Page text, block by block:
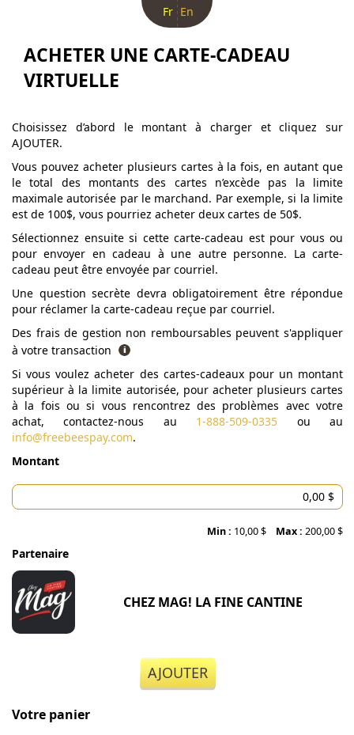
Fr En
ACHETER UNE CARTE-CADEAU
VIRTUELLE
Choisissez d’abord le montant à charger et cliquez sur
AJOUTER.
Vous pouvez acheter plusieurs cartes à la fois, en autant que
le total des montants des cartes n’excède pas la limite
maximale autorisée par le marchand. Par exemple, si la limite
est de 100$, vous pourriez acheter deux cartes de 50$.
Sélectionnez ensuite si cette carte-cadeau est pour vous ou
pour envoyer en cadeau à une autre personne. La carte-
cadeau peut être envoyée par courriel.
Une question secrète devra obligatoirement être répondue
pour réclamer la carte-cadeau reçue par courriel.
Des frais de gestion non remboursables peuvent s'appliquer
à votre transaction
Si vous voulez acheter des cartes-cadeaux pour un montant
supérieur à la limite autorisée, pour acheter plusieurs cartes
à la fois ou si vous rencontrez des problèmes avec votre
achat, contactez-nous au 1-888-509-0335 ou au
info@freebeespay.com.
Montant
Min : 10,00 $ Max : 200,00 $
Partenaire
CHEZ MAG! LA FINE CANTINE
AJOUTER
Votre panier